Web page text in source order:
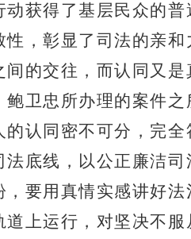
动获得了基层民众的
性，彰显了司法的亲
间的交往，而认同又
鲍卫忠所办理的案件
的认同密不可分，完
法底线，以公正廉洁
，要用真情实感讲好
道上运行，对坚决不